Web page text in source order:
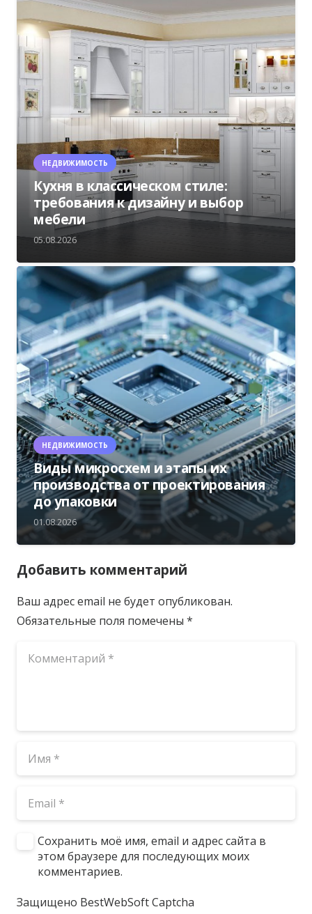
НЕДВИЖИМОСТЬ
Кухня в классическом стиле:
требования к дизайну и выбор
мебели
05.08.2026
НЕДВИЖИМОСТЬ
Виды микросхем и этапы их
производства от проектирования
до упаковки
01.08.2026
Добавить комментарий
Ваш адрес email не будет опубликован.
Обязательные поля помечены *
Сохранить моё имя, email и адрес сайта в
этом браузере для последующих моих
комментариев.
Защищено BestWebSoft Captcha